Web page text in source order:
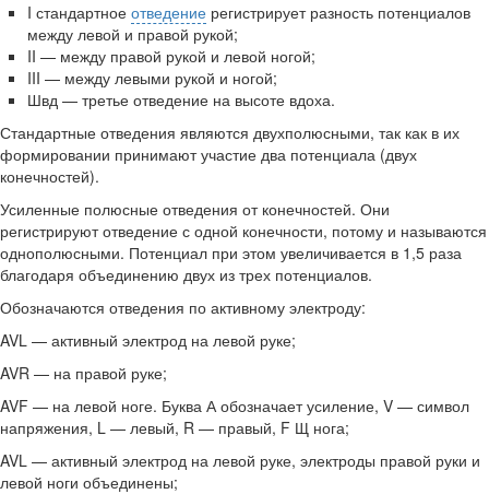
I стандартное отведение регистрирует разность потен­циалов
между левой и правой рукой;
II — между правой рукой и левой ногой;
III — между левыми рукой и ногой;
Швд — третье отведение на высоте вдоха.
Стандартные отведения являются двухполюсными, так как в их
формировании принимают участие два потенциа­ла (двух
конечностей).
Усиленные полюсные отведения от конечностей. Они
регистрируют отведение с одной конечности, потому и на­зываются
однополюсными. Потенциал при этом увеличи­вается в 1,5 раза
благодаря объединению двух из трех потенциалов.
Обозначаются отведения по активному электроду:
AVL — активный электрод на левой руке;
AVR — на правой руке;
AVF — на левой ноге. Буква А обозначает усиление, V — символ
напряжения, L — левый, R — правый, F Щ нога;
AVL — активный электрод на левой руке, электроды правой руки и
левой ноги объединены;